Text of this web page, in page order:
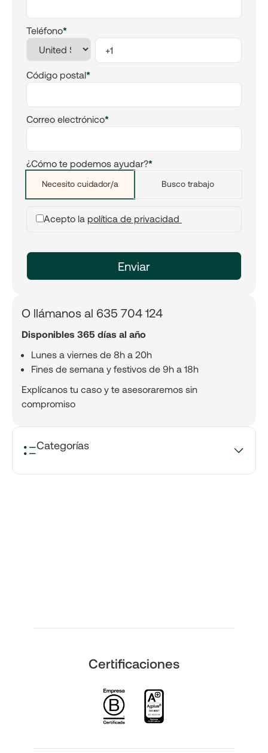
Teléfono*
Código postal*
Correo electrónico*
¿Cómo te podemos ayudar?*
Necesito cuidador/a Busco trabajo
Acepto la política de privacidad
O llámanos al 635 704 124
Disponibles 365 días al año
Lunes a viernes de 8h a 20h
Fines de semana y festivos de 9h a 18h
Explícanos tu caso y te asesoraremos sin
compromiso
Categorías
Certificaciones